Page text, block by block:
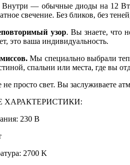
Внутри — обычные диоды на 12 Вт.
свечение. Без бликов, без
узор. Вы знаете, что
это ваша индивидуальность.
Мы специально выбрали
спальни или места, где вы
просто свет. Вы заслуживаете
ХАРАКТЕРИСТИКИ:
230 В
2700 K